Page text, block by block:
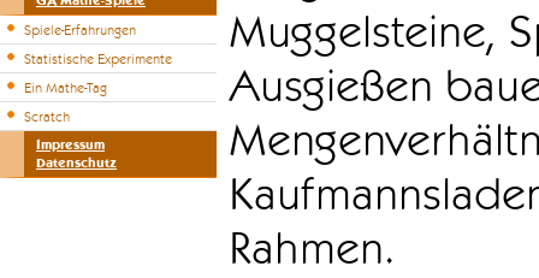
Spiele-Erfahrungen
Statistische Experimente
Ein Mathe-Tag
Scratch
Impressum
Datenschutz
Muggelsteine,
Ausgießen
Rahmen.